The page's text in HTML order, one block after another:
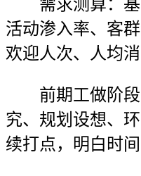
需求测算：基
活动渗入率、客
欢迎人次、人均
前期工做阶段
究、规划设想、
续打点，明白时间